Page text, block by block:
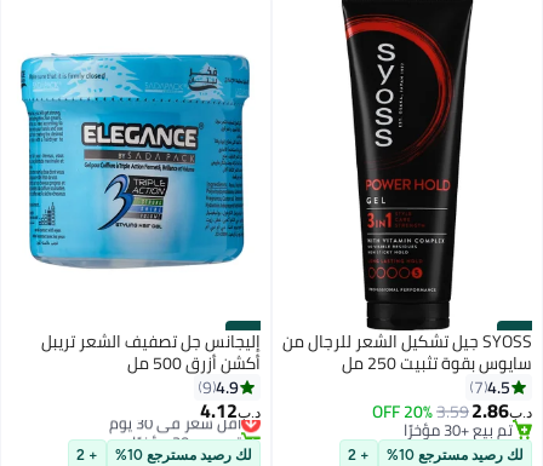
#39 SYOSS جيل تشكيل الشعر للرجال من
سايوس بقوة تثبيت 250 مل
4.5
7
د.ب‏2.86
3.59
20% OFF
تم بيع +30 مؤخرًا
تم بيع +30 مؤخرًا
لك رصيد مسترجع 10% + 2
#40
إليجانس جل تصفيف الشعر تريبل
أكشن أزرق 500 مل
4.9
9
د.ب‏4.12
أقل سعر في 30 يوم
تم بيع +20 مؤخرًا
أقل سعر في 30 يوم
لك رصيد مسترجع 10% + 2